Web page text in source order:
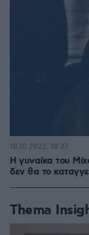
Η γυναίκα του
δεν θα το
18.10.2022, 18:27
Thema